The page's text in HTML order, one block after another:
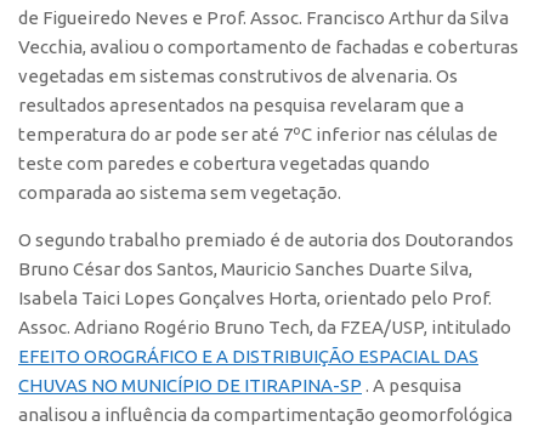
de Figueiredo Neves e Prof. Assoc. Francisco Arthur da Silva
Vecchia, avaliou o comportamento de fachadas e coberturas
vegetadas em sistemas construtivos de alvenaria. Os
resultados apresentados na pesquisa revelaram que a
temperatura do ar pode ser até 7ºC inferior nas células de
teste com paredes e cobertura vegetadas quando
comparada ao sistema sem vegetação.
O segundo trabalho premiado é de autoria dos Doutorandos
Bruno César dos Santos, Mauricio Sanches Duarte Silva,
Isabela Taici Lopes Gonçalves Horta, orientado pelo Prof.
Assoc. Adriano Rogério Bruno Tech, da FZEA/USP, intitulado
EFEITO OROGRÁFICO E A DISTRIBUIÇÃO ESPACIAL DAS
CHUVAS NO MUNICÍPIO DE ITIRAPINA-SP . A pesquisa
analisou a influência da compartimentação geomorfológica